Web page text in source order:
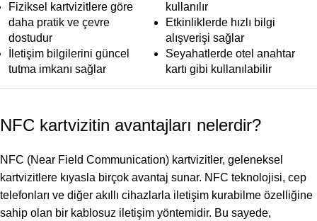
Fiziksel kartvizitlere göre
daha pratik ve çevre
dostudur
İletişim bilgilerini güncel
tutma imkanı sağlar
kullanılır
Etkinliklerde hızlı bilgi
alışverişi sağlar
Seyahatlerde otel anahtar
kartı gibi kullanılabilir
NFC kartvizitin avantajları nelerdir?
NFC (Near Field Communication) kartvizitler, geleneksel
kartvizitlere kıyasla birçok avantaj sunar. NFC teknolojisi, cep
telefonları ve diğer akıllı cihazlarla iletişim kurabilme özelliğine
sahip olan bir kablosuz iletişim yöntemidir. Bu sayede,